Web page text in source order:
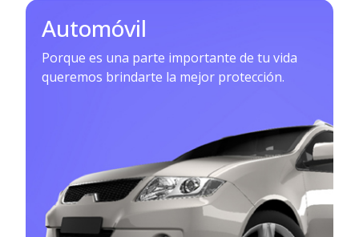
Automóvil
Porque es una parte importante de tu vida
queremos brindarte la mejor protección.